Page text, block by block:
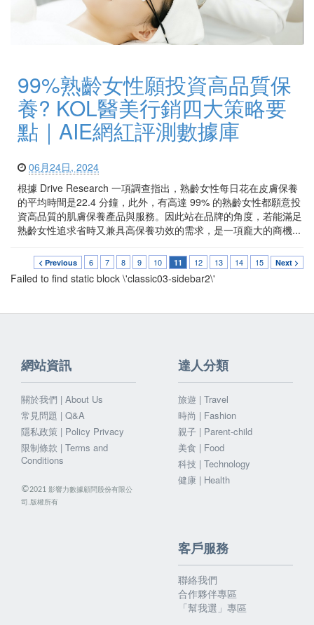
99%熟齡女性願投資高品質保
養? KOL醫美行銷四大策略要
點｜AIE網紅評測數據庫
06月24日, 2024
根據 Drive Research 一項調查指出，熟齡女性每日花在皮膚保養
的平均時間是22.4 分鐘，此外，有高達 99% 的熟齡女性都願意投
資高品質的肌膚保養產品與服務。因此站在品牌的角度，若能滿足
熟齡女性追求省時又兼具高保養功效的需求，是一項龐大的商機...
< Previous 6 7 8 9 10 11 12 13 14 15 Next >
Failed to find static block \'classic03-sidebar2\'
網站資訊
關於我們 | About Us
常見問題 | Q&A
隱私政策 | Policy Privacy
限制條款 | Terms and
Conditions
©2021 影響力數據顧問股份有限公
司.版權所有
達人分類
旅遊 | Travel
時尚 | Fashion
親子 | Parent-child
美食 | Food
科技 | Technology
健康 | Health
客戶服務
聯絡我們
合作夥伴專區
「幫我選」專區